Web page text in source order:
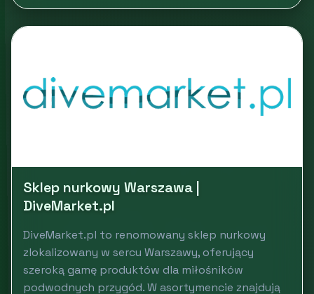
Sklep nurkowy Warszawa |
DiveMarket.pl
DiveMarket.pl to renomowany sklep nurkowy
zlokalizowany w sercu Warszawy, oferujący
szeroką gamę produktów dla miłośników
podwodnych przygód. W asortymencie znajdują